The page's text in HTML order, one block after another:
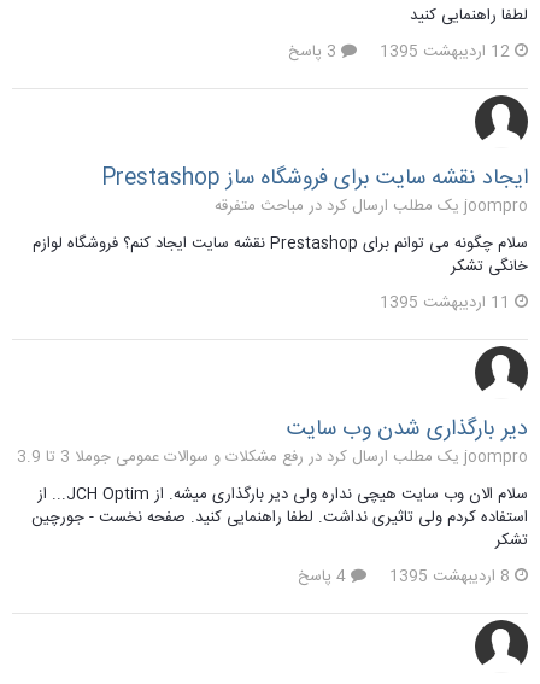
لطفا راهنمایی کنید
12 اردیبهشت 1395
ایجاد نقشه سایت برای فروشگاه ساز Prestashop
joompro یک مطلب ارسال کرد در
مباحث متفرقه
سلام چگونه می توانم برای Prestashop نقشه سایت ایجاد کنم؟ فروشگاه لوازم
خانگی تشکر
11 اردیبهشت 1395
دیر بارگذاری شدن وب سایت
joompro یک مطلب ارسال کرد در
رفع مشکلات و سوالات عمومی جوملا 3 تا 3.9
سلام الان وب سایت هیچی نداره ولی دیر بارگذاری میشه. از JCH Optim... از
استفاده کردم ولی تاثیری نداشت. لطفا راهنمایی کنید. صفحه نخست - جورچین
تشکر
8 اردیبهشت 1395